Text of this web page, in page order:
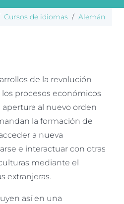
Cursos de idiomas / Alemán
de la revolución
procesos económicos
apertura al nuevo orden
la formación de
a nueva
e interactuar con otras
mediante el
extranjeras.
así en una